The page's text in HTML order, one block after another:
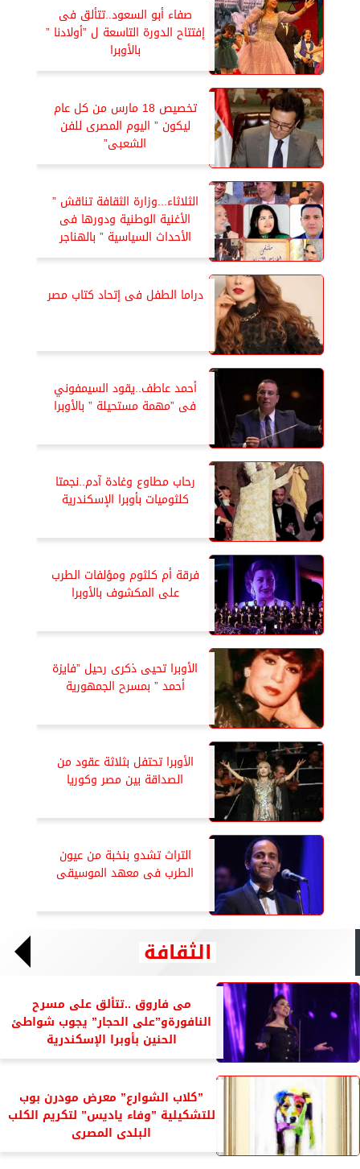
صفاء أبو السعود..تتألق فى
إفتتاح الدورة التاسعة ل ”أولادنا ”
بالأوبرا
تخصيص 18 مارس من كل عام
ليكون ” اليوم المصرى للفن
الشعبى”
الثلاثاء...وزارة الثقافة تناقش ”
الأغنية الوطنية ودورها فى
الأحداث السياسية ” بالهناجر
دراما الطفل فى إتحاد كتاب مصر
أحمد عاطف..يقود السيمفوني
فى ”مهمة مستحيلة ” بالأوبرا
رحاب مطاوع وغادة آدم..نجمتا
كلثوميات بأوبرا الإسكندرية
فرقة أم كلثوم ومؤلفات الطرب
على المكشوف بالأوبرا
الأوبرا تحيى ذكرى رحيل ”فايزة
أحمد ” بمسرح الجمهورية
الأوبرا تحتفل بثلاثة عقود من
الصداقة بين مصر وكوريا
التراث تشدو بنخبة من عيون
الطرب فى معهد الموسيقى
الثقافة
مى فاروق ..تتألق على مسرح
النافورةو”على الحجار” يجوب شواطئ
الحنين بأوبرا الإسكندرية
”كلاب الشوارع” معرض مودرن بوب
للتشكيلية ”وفاء ياديس” لتكريم الكلب
البلدى المصرى